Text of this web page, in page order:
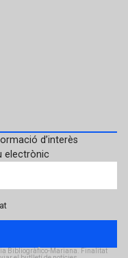
d’interès
electrònic
Bibliogràfico-Mariana. Finalitat